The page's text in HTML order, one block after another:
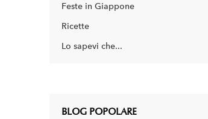
Feste in Giappone
Ricette
Lo sapevi che...
BLOG POPOLARE